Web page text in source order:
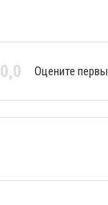
0,0 Оцените